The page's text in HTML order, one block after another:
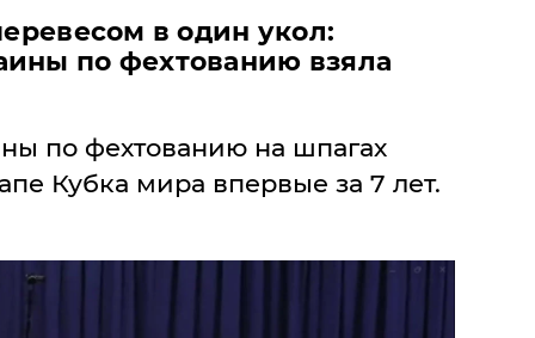
в один укол:
по фехтованию взяла
по фехтованию на шпагах
Кубка мира впервые за 7 лет.